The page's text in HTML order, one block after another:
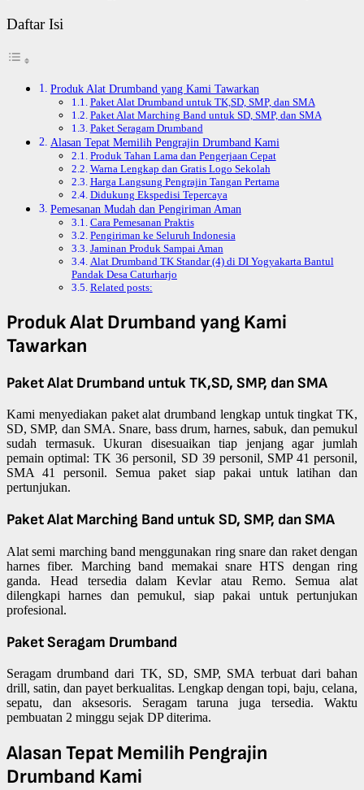
Daftar Isi
Produk Alat Drumband yang Kami Tawarkan
Paket Alat Drumband untuk TK,SD, SMP, dan SMA
Paket Alat Marching Band untuk SD, SMP, dan SMA
Paket Seragam Drumband
Alasan Tepat Memilih Pengrajin Drumband Kami
Produk Tahan Lama dan Pengerjaan Cepat
Warna Lengkap dan Gratis Logo Sekolah
Harga Langsung Pengrajin Tangan Pertama
Didukung Ekspedisi Tepercaya
Pemesanan Mudah dan Pengiriman Aman
Cara Pemesanan Praktis
Pengiriman ke Seluruh Indonesia
Jaminan Produk Sampai Aman
Alat Drumband TK Standar (4) di DI Yogyakarta Bantul
Pandak Desa Caturharjo
Related posts:
Produk Alat Drumband yang Kami
Tawarkan
Paket Alat Drumband untuk TK,SD, SMP, dan SMA
Kami menyediakan paket alat drumband lengkap untuk tingkat TK,
SD, SMP, dan SMA. Snare, bass drum, harnes, sabuk, dan pemukul
sudah termasuk. Ukuran disesuaikan tiap jenjang agar jumlah
pemain optimal: TK 36 personil, SD 39 personil, SMP 41 personil,
SMA 41 personil. Semua paket siap pakai untuk latihan dan
pertunjukan.
Paket Alat Marching Band untuk SD, SMP, dan SMA
Alat semi marching band menggunakan ring snare dan raket dengan
harnes fiber. Marching band memakai snare HTS dengan ring
ganda. Head tersedia dalam Kevlar atau Remo. Semua alat
dilengkapi harnes dan pemukul, siap pakai untuk pertunjukan
profesional.
Paket Seragam Drumband
Seragam drumband dari TK, SD, SMP, SMA terbuat dari bahan
drill, satin, dan payet berkualitas. Lengkap dengan topi, baju, celana,
sepatu, dan aksesoris. Seragam taruna juga tersedia. Waktu
pembuatan 2 minggu sejak DP diterima.
Alasan Tepat Memilih Pengrajin
Drumband Kami